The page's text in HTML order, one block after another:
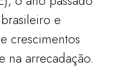
e
crescimentos
na arrecadação.